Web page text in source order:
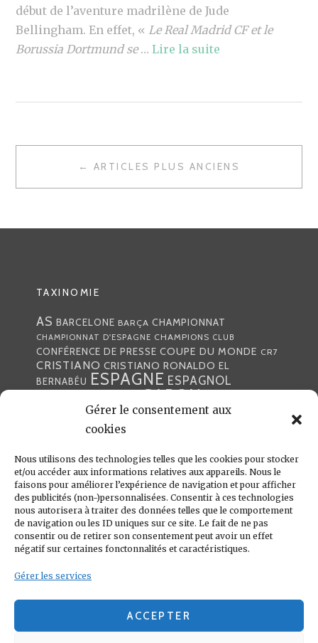
Gérer le consentement aux
cookies
Nous utilisons des technologies telles que les cookies pour stocker
et/ou accéder aux informations relatives aux appareils. Nous le
faisons pour améliorer l’expérience de navigation et pour afficher
des publicités (non-)personnalisées. Consentir à ces technologies
nous autorisera à traiter des données telles que le comportement
de navigation ou les ID uniques sur ce site. Le fait de ne pas
consentir ou de retirer son consentement peut avoir un effet
négatif sur certaines fonctonnalités et caractéristiques.
Gérer les services
ACCEPTER
début de l’aventure madrilène de Jude
Bellingham. En effet, « Le Real Madrid CF et le
Borussia Dortmund se…Lire la suite
← ARTICLES PLUS ANCIENS
TAXINOMIE
AS BARCELONE BARÇA CHAMPIONNAT
CHAMPIONNAT D'ESPAGNE CHAMPIONS CLUB
CONFÉRENCE DE PRESSE COUPE DU MONDE CR7
CRISTIANO CRISTIANO RONALDO EL
BERNABÉU ESPAGNE ESPAGNOL
GABON
JULEN LOPETEGUI KARIM BENZÉMA
LIGUE DES CHAMPIONS
MADRILÈNES MARCA MARCELO MERCATO
MERENGUE MERENGUES PORTUGAL PRESSE
PRESSE MADRILÈNEREALREAL
MADRID RONALDO SANTIAGO SOLARI
UEFA ZIDANE ZINÉDINE ZINÉDINE ZIDANE
LIENS UTILES
REAL MADRID
CONDITIONS GÉNÉRALES
POLITIQUE DE COOKIES (UE)